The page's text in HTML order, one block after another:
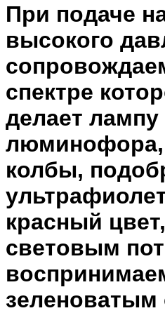
При подаче
высокого
спектре
делает
люминофора,
колбы,
красный
световым
зеленоватым